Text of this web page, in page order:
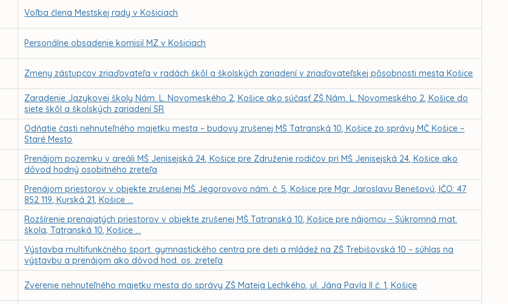
Voľba člena Mestskej rady v Košiciach
Personálne obsadenie komisií MZ v Košiciach
Zmeny zástupcov zriaďovateľa v radách škôl a školských zariadení v zriaďovateľskej pôsobnosti mesta Košice
Zaradenie Jazykovej školy Nám. L. Novomeského 2, Košice ako súčasť ZŠ Nám. L. Novomeského 2, Košice do
siete škôl a školských zariadení SR
Odňatie časti nehnuteľného majetku mesta – budovy zrušenej MŠ Tatranská 10, Košice zo správy MČ Košice –
Staré Mesto
Prenájom pozemku v areáli MŠ Jenisejská 24, Košice pre Združenie rodičov pri MŠ Jenisejská 24, Košice ako
dôvod hodný osobitného zreteľa
Prenájom priestorov v objekte zrušenej MŠ Jegorovovo nám. č. 5, Košice pre Mgr. Jaroslavu Benešovú, IČO: 47
852 119, Kurská 21, Košice ...
Rozšírenie prenajatých priestorov v objekte zrušenej MŠ Tatranská 10, Košice pre nájomcu – Súkromná mat.
škola, Tatranská 10, Košice ...
Výstavba multifunkčného šport. gymnastického centra pre deti a mládež na ZŠ Trebišovská 10 – súhlas na
výstavbu a prenájom ako dôvod hod. os. zreteľa
Zverenie nehnuteľného majetku mesta do správy ZŠ Mateja Lechkého, ul. Jána Pavla II č. 1, Košice